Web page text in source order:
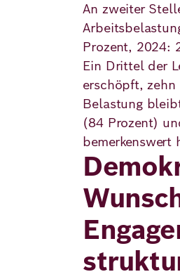
An zweiter
Prozent, 2024:
Ein Drittel der
erschöpft,
Belastung
(84 Prozent)
bemerkenswert